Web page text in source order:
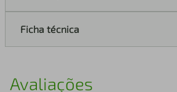
Ficha técnica
Avaliações